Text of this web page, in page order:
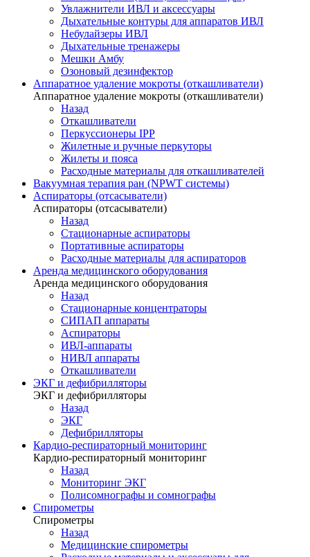
Увлажнители ИВЛ и аксессуары
Дыхательные контуры для аппаратов ИВЛ
Небулайзеры ИВЛ
Дыхательные тренажеры
Мешки Амбу
Озоновый дезинфектор
Аппаратное удаление мокроты (откашливатели)
Аппаратное удаление мокроты (откашливатели)
Назад
Откашливатели
Перкуссионеры IPP
Жилетные и ручные перкуторы
Жилеты и пояса
Расходные материалы для откашливателей
Вакуумная терапия ран (NPWT системы)
Аспираторы (отсасыватели)
Аспираторы (отсасыватели)
Назад
Стационарные аспираторы
Портативные аспираторы
Расходные материалы для аспираторов
Аренда медицинского оборудования
Аренда медицинского оборудования
Назад
Стационарные концентраторы
СИПАП аппараты
Аспираторы
ИВЛ-аппараты
НИВЛ аппараты
Откашливатели
ЭКГ и дефибрилляторы
ЭКГ и дефибрилляторы
Назад
ЭКГ
Дефибрилляторы
Кардио-респираторный мониторинг
Кардио-респираторный мониторинг
Назад
Мониторинг ЭКГ
Полисомнографы и сомнографы
Спирометры
Спирометры
Назад
Медицинские спирометры